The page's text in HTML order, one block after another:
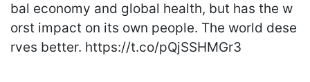
bal economy and global health, but has the w
orst impact on its own people. The world dese
rves better. https://t.co/pQjSSHMGr3